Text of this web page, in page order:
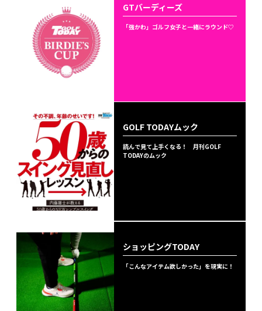
GTバーディーズ
「強かわ」ゴルフ女子と一緒にラウンド♡
GOLF TODAYムック
読んで見て上手くなる！ 月刊GOLF
TODAYのムック
ショッピングTODAY
「こんなアイテム欲しかった」を現実に！